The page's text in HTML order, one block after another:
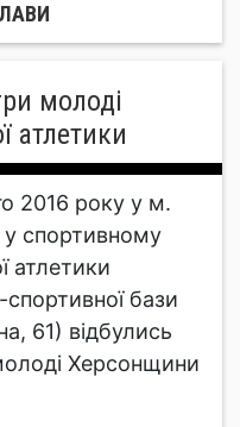
молоді
атлетики
2016 року у м.
спортивному
атлетики
бази
61) відбулись
Херсонщини